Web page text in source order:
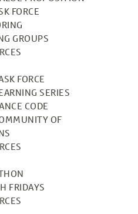
FORCE
GROUPS
FORCE
SERIES
CODE
OF
FRIDAYS